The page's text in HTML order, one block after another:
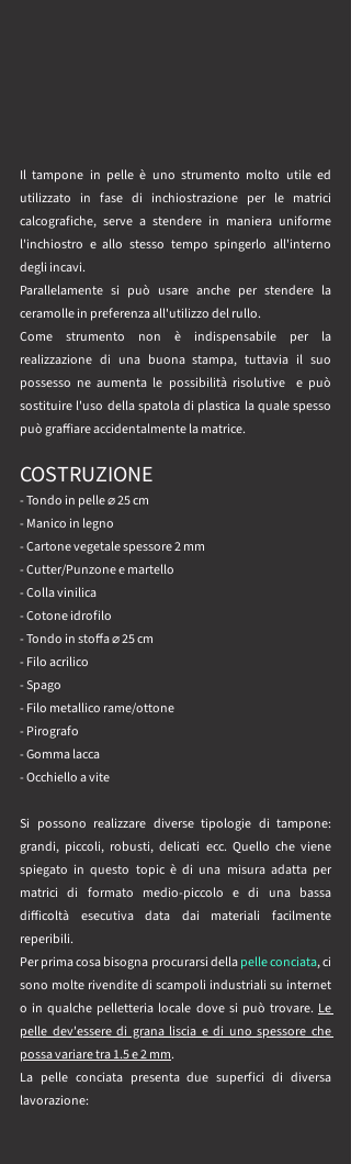
Il tampone in pelle è uno strumento molto utile ed
utilizzato in fase di inchiostrazione per le matrici
calcografiche, serve a stendere in maniera uniforme
l'inchiostro e allo stesso tempo spingerlo all'interno
degli incavi.
Parallelamente si può usare anche per stendere la
ceramolle in preferenza all'utilizzo del rullo.
Come strumento non è indispensabile per la
realizzazione di una buona stampa, tuttavia il suo
possesso ne aumenta le possibilità risolutive  e può
sostituire l'uso della spatola di plastica la quale spesso
può graffiare accidentalmente la matrice.
COSTRUZIONE
- Tondo in pelle ⌀ 25 cm
- Manico in legno
- Cartone vegetale spessore 2 mm
- Cutter/Punzone e martello
- Colla vinilica
- Cotone idrofilo
- Tondo in stoffa ⌀ 25 cm
- Filo acrilico
- Spago
- Filo metallico rame/ottone
- Pirografo
- Gomma lacca
- Occhiello a vite
Si possono realizzare diverse tipologie di tampone:
grandi, piccoli, robusti, delicati ecc. Quello che viene
spiegato in questo topic è di una misura adatta per
matrici di formato medio-piccolo e di una bassa
difficoltà esecutiva data dai materiali facilmente
reperibili.
Per prima cosa bisogna procurarsi della pelle conciata, ci
sono molte rivendite di scampoli industriali su internet
o in qualche pelletteria locale dove si può trovare. Le
pelle dev'essere di grana liscia e di uno spessore che
possa variare tra 1.5 e 2 mm.
La pelle conciata presenta due superfici di diversa
lavorazione: